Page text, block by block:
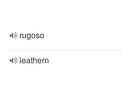
rugoso
leathern